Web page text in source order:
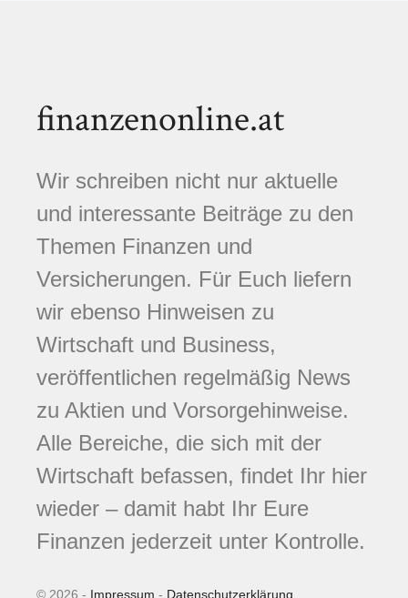
finanzenonline.at
Wir schreiben nicht nur aktuelle
und interessante Beiträge zu den
Themen Finanzen und
Versicherungen. Für Euch liefern
wir ebenso Hinweisen zu
Wirtschaft und Business,
veröffentlichen regelmäßig News
zu Aktien und Vorsorgehinweise.
Alle Bereiche, die sich mit der
Wirtschaft befassen, findet Ihr hier
wieder – damit habt Ihr Eure
Finanzen jederzeit unter Kontrolle.
© 2026 - Impressum - Datenschutzerklärung